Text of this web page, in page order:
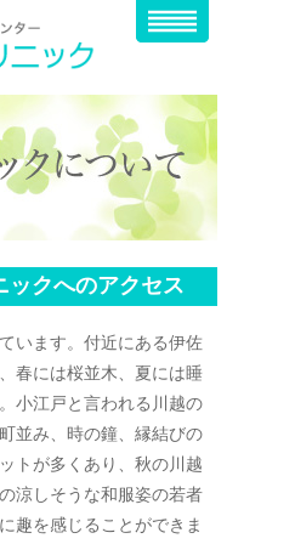
ックへのアクセス
います。付近にある伊佐
春には桜並木、夏には睡
小江戸と言われる川越の
並み、時の鐘、縁結びの
トが多くあり、秋の川越
涼しそうな和服姿の若者
趣を感じることができま